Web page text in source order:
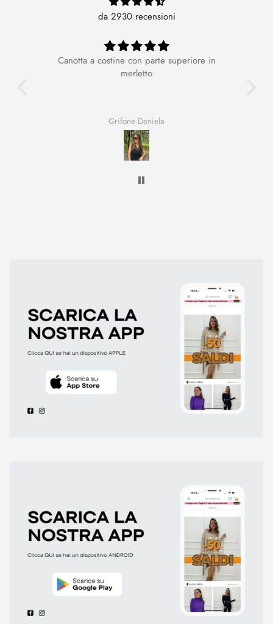
da 2930 recensioni
Canotta a costine con parte superiore in
merletto
Grifone Daniela